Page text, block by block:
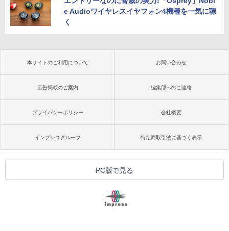
e Audioワイヤレスイヤフォン4機種を一気に聴
く
本サイトのご利用について お問い合わせ
広告掲載のご案内 編集部へのご連絡
プライバシーポリシー 会社概要
インプレスグループ 特定商取引法に基づく表示
PC版で見る